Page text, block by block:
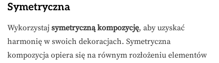
Symetryczna
Wykorzystaj symetryczną kompozycję, aby uzyskać
harmonię w swoich dekoracjach. Symetryczna
kompozycja opiera się na równym rozłożeniu elementów